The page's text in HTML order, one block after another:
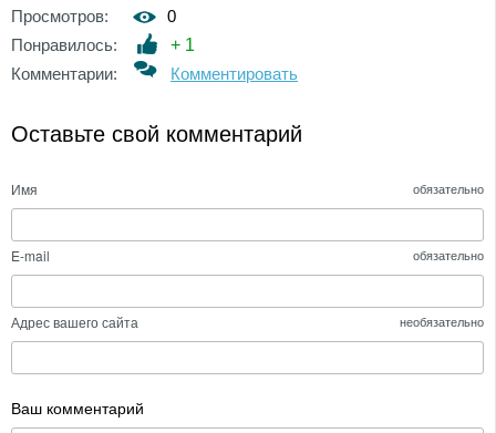
Просмотров:
0
Понравилось:
+ 1
Комментарии:
Комментировать
Оставьте свой комментарий
Имя обязательно
E-mail обязательно
Адрес вашего сайта необязательно
Ваш комментарий